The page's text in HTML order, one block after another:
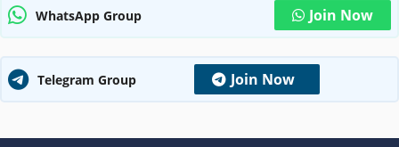
WhatsApp Group Join Now
Telegram Group Join Now